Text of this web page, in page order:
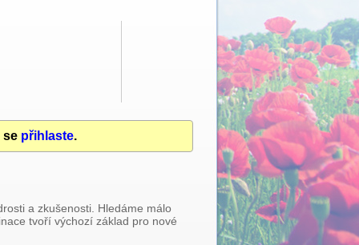
se přihlaste.
a zkušenosti. Hledáme málo
tvoří výchozí základ pro nové